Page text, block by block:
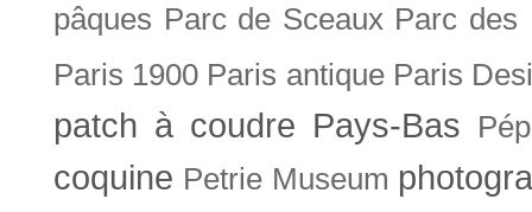
pâques Parc de Sceaux Parc des
Paris 1900 Paris antique Paris
patch à coudre Pays-Bas
coquine Petrie Museum